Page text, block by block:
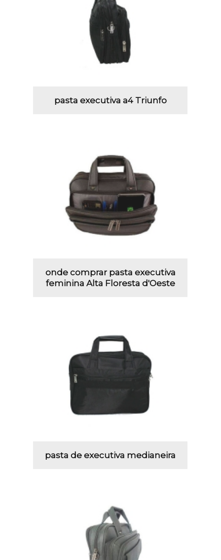
pasta executiva a4 Triunfo
onde comprar pasta executiva
feminina Alta Floresta d'Oeste
pasta de executiva medianeira